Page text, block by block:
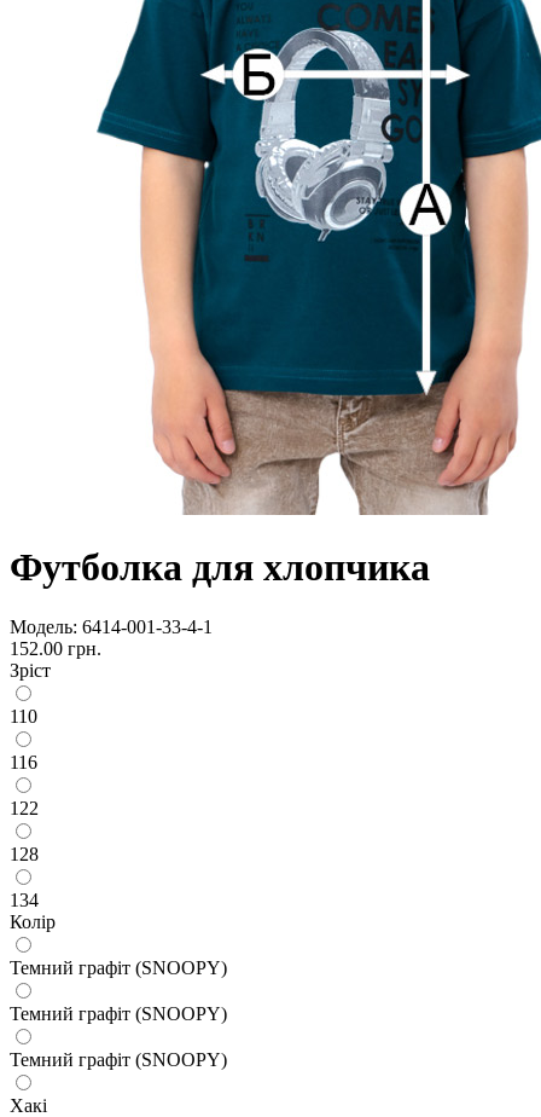
Футболка для хлопчика
Модель: 6414-001-33-4-1
152.00 грн.
Зріст
110
116
122
128
134
Колір
Темний графіт (SNOOPY)
Темний графіт (SNOOPY)
Темний графіт (SNOOPY)
Хакі